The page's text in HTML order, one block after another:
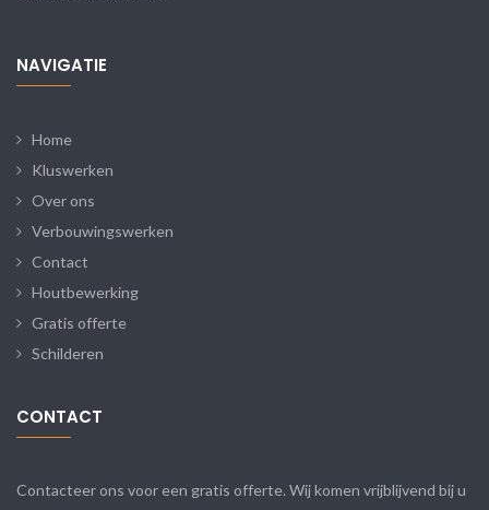
NAVIGATIE
Home
Kluswerken
Over ons
Verbouwingswerken
Contact
Houtbewerking
Gratis offerte
Schilderen
CONTACT
Contacteer ons voor een gratis offerte. Wij komen vrijblijvend bij u